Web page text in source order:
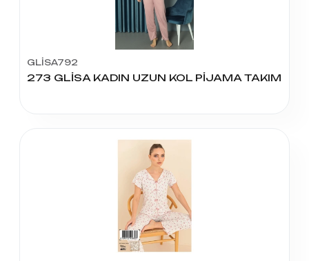
GLİSA792
273 GLİSA KADIN UZUN KOL PİJAMA TAKIM